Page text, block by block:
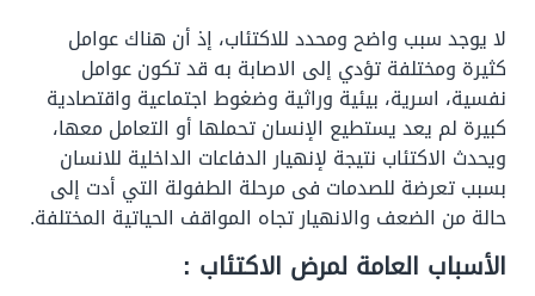
لا يوجد سبب واضح ومحدد للاكتئاب، إذ أن هناك عوامل
كثيرة ومختلفة تؤدي إلى الاصابة به قد تكون عوامل
نفسية، اسرية، بيئية وراثية وضغوط اجتماعية واقتصادية
كبيرة لم يعد يستطيع الإنسان تحملها أو التعامل معها،
ويحدث الاكتئاب نتيجة لإنهيار الدفاعات الداخلية للانسان
بسبب تعرضة للصدمات فى مرحلة الطفولة التي أدت إلى
حالة من الضعف والانهيار تجاه المواقف الحياتية المختلفة.
الأسباب العامة لمرض الاكتئاب :